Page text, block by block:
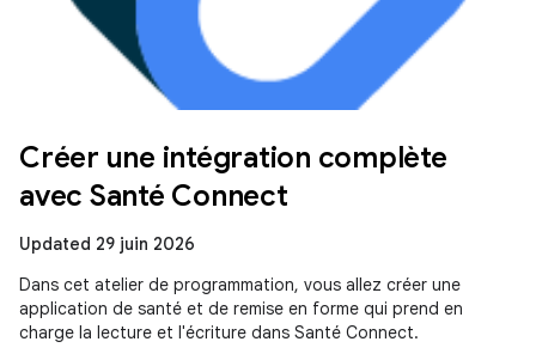
Créer une intégration complète
avec Santé Connect
Updated 29 juin 2026
Dans cet atelier de programmation, vous allez créer une
application de santé et de remise en forme qui prend en
charge la lecture et l'écriture dans Santé Connect.